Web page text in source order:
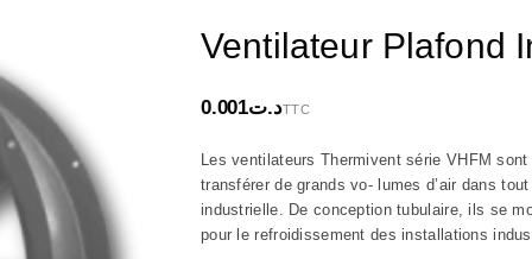
Ventilateur Plafond
د.ت0.001 TTC
Les ventilateurs Thermivent série VHFM
transférer de grands vo- lumes d’air dans
industrielle. De conception tubulaire, ils se
pour le refroidissement des installations